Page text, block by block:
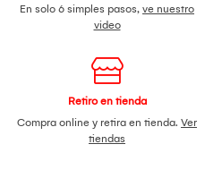
En solo 6 simples pasos, ve nuestro
video
Retiro en tienda
Compra online y retira en tienda. Ver
tiendas